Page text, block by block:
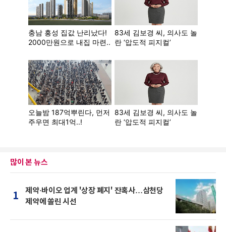
많이 본 뉴스
1
제약·바이오 업계 '상장 폐지' 잔혹사…삼천당
제약에 쏠린 시선